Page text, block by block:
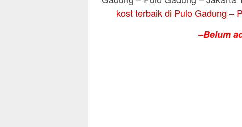
kost terbaik di Pulo Gadung –
–Belum